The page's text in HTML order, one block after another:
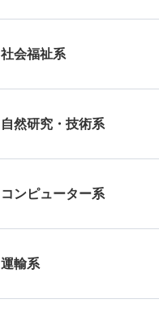
社会福祉系
自然研究・技術系
コンピューター系
運輸系